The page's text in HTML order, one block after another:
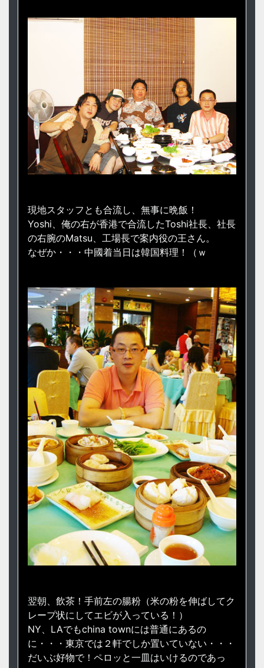
現地スタッフとも合流し、無事に晩飯！
Yoshi、俺の右が香港で合流したToshi社長、社長
の右腕のMatsu、工場長で案内役の王さん。
なぜか・・・中國着当日は韓国料理！（ｗ
翌朝、飲茶！手前左の腸粉（米の粉を伸ばしてク
レープ状にしてエビが入っている！）
NY、LAでもchina townには普通にあるの
に・・・東京では２軒でしか置いていない・・・
だいぶ好物で！ペロッと一皿はいけるのであっ